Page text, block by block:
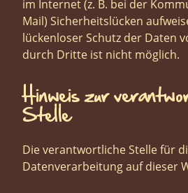
im Internet (z. B. bei der
Mail) Sicherheitslücken
lückenloser Schutz der Daten
durch Dritte ist nicht möglich.
Hinweis zur
Stelle
Die verantwortliche Stelle für
Datenverarbeitung auf dieser